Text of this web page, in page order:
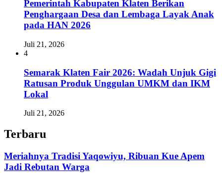
Pemerintah Kabupaten Klaten Berikan
Penghargaan Desa dan Lembaga Layak Anak
pada HAN 2026
Juli 21, 2026
4
Semarak Klaten Fair 2026: Wadah Unjuk Gigi
Ratusan Produk Unggulan UMKM dan IKM
Lokal
Juli 21, 2026
Terbaru
Meriahnya Tradisi Yaqowiyu, Ribuan Kue Apem
Jadi Rebutan Warga